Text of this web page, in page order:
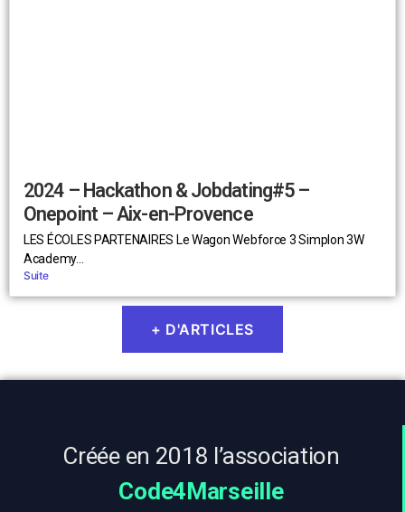
2024 – Hackathon & Jobdating#5 –
Onepoint – Aix-en-Provence
LES ÉCOLES PARTENAIRES Le Wagon Webforce 3 Simplon 3W
Academy...
Suite
+ D'ARTICLES
Créée en 2018 l’association
Code4Marseille